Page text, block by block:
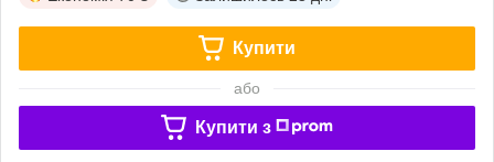
Купити
або
Купити з